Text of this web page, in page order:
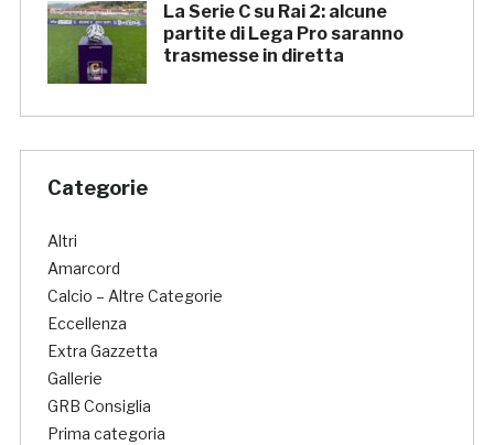
La Serie C su Rai 2: alcune
partite di Lega Pro saranno
trasmesse in diretta
Categorie
Altri
Amarcord
Calcio – Altre Categorie
Eccellenza
Extra Gazzetta
Gallerie
GRB Consiglia
Prima categoria